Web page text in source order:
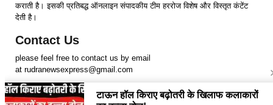
कराती है। इसकी प्रतिबद्ध ऑनलाइन संपादकीय टीम हररोज विशेष और विस्तृत कंटेंट
देती है।
Contact Us
please feel free to contact us by email
at rudranewsexpress@gmail.com
Follow Us